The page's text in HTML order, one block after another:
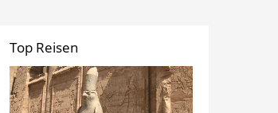
Top Reisen